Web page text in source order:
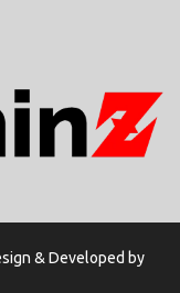
& Developed by